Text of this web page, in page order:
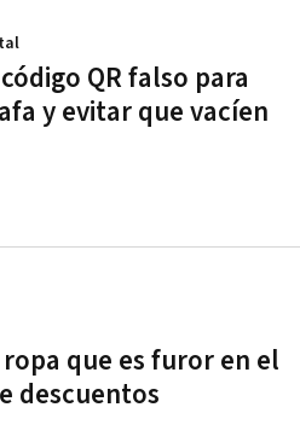
QR falso para
y evitar que vacíen
que es furor en el
descuentos